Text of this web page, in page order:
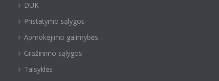
DUK
Pristatymo sąlygos
Apmokėjimo galimybės
Grąžinimo sąlygos
Taisyklės